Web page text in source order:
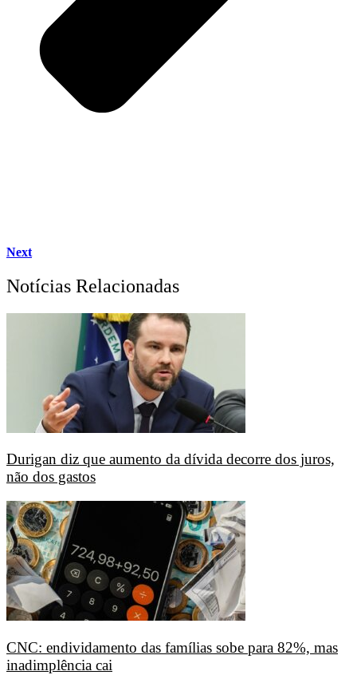
Next
Notícias Relacionadas
Durigan diz que aumento da dívida decorre dos juros,
não dos gastos
CNC: endividamento das famílias sobe para 82%, mas
inadimplência cai